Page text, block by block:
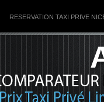
RESERVATION TAXI PRIVE